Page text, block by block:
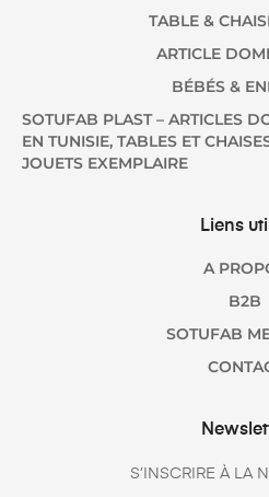
TABLE &
ARTICLE
BÉBÉS &
SOTUFAB PLAST – ARTICLES
EN TUNISIE, TABLES ET
JOUETS EXEMPLAIRE
Liens
A
B2B
SOTUFAB
S’INSCRIRE À LA